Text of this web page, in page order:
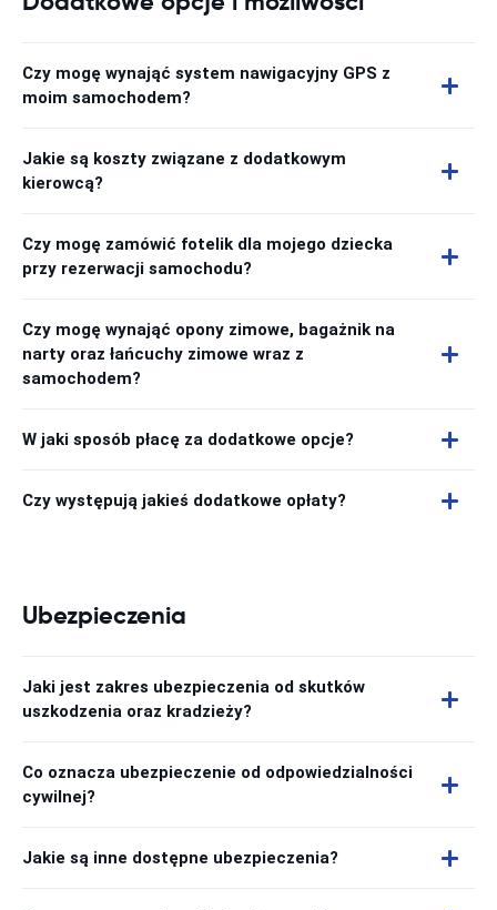
Czy mogę wynająć system nawigacyjny GPS z
moim samochodem?
Jakie są koszty związane z dodatkowym
kierowcą?
Czy mogę zamówić fotelik dla mojego dziecka
przy rezerwacji samochodu?
Czy mogę wynająć opony zimowe, bagażnik na
narty oraz łańcuchy zimowe wraz z
samochodem?
W jaki sposób płacę za dodatkowe opcje?
Czy występują jakieś dodatkowe opłaty?
Ubezpieczenia
Jaki jest zakres ubezpieczenia od skutków
uszkodzenia oraz kradzieży?
Co oznacza ubezpieczenie od odpowiedzialności
cywilnej?
Jakie są inne dostępne ubezpieczenia?